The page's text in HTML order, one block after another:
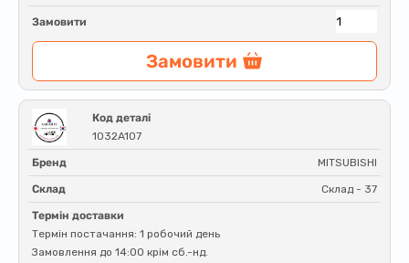
Замовити
Замовити
Код деталі
1032A107
Бренд MITSUBISHI
Склад Склад - 37
Термін доставки
Термін постачання: 1 робочий день
Замовлення до 14:00 крім сб.-нд.